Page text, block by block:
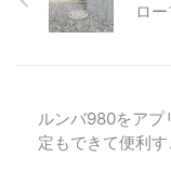
ロ
ルンバ980をアプ
定もできて便利す